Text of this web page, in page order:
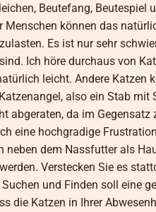
Beutefang,
Menschen können das
Es ist nur sehr
Ich höre durchaus von
leicht. Andere
also ein Stab
abgeraten, da im
eine hochgradige
neben dem Nassfutter als
Verstecken Sie es
und Finden soll eine
die Katzen in Ihrer